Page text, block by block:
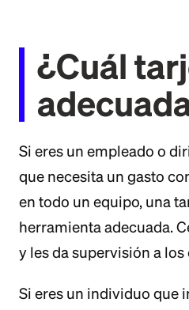
¿Cuál
Si eres un empleado o
que necesita un gasto
en todo un equipo, una
herramienta adecuada.
y les da supervisión a
Si eres un individuo que